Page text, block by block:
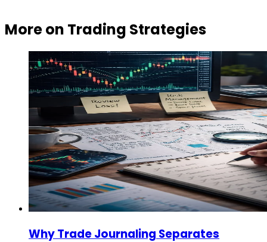
More on Trading Strategies
Why Trade Journaling Separates